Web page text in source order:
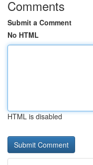
Comments
Submit a Comment
No HTML
HTML is disabled